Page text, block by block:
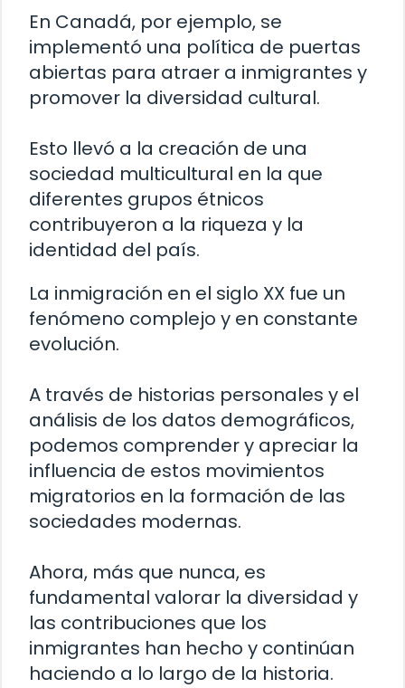
En Canadá, por ejemplo, se
implementó una política de puertas
abiertas para atraer a inmigrantes y
promover la diversidad cultural.
Esto llevó a la creación de una
sociedad multicultural en la que
diferentes grupos étnicos
contribuyeron a la riqueza y la
identidad del país.
La inmigración en el siglo XX fue un
fenómeno complejo y en constante
evolución.
A través de historias personales y el
análisis de los datos demográficos,
podemos comprender y apreciar la
influencia de estos movimientos
migratorios en la formación de las
sociedades modernas.
Ahora, más que nunca, es
fundamental valorar la diversidad y
las contribuciones que los
inmigrantes han hecho y continúan
haciendo a lo largo de la historia.